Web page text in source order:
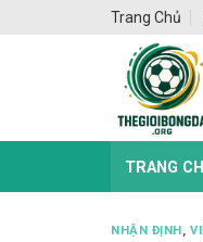
Trang Chủ
TRANG
NHẬN ĐỊNH,